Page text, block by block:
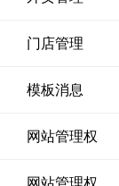
门店管理
模板消息
网站管理权
网站管理权